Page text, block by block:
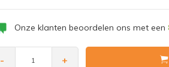
Onze klanten beoordelen ons met een
- +